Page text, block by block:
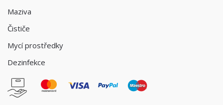
Maziva
Čističe
Mycí prostředky
Dezinfekce